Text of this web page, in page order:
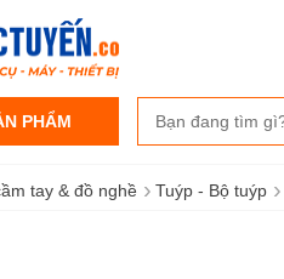
PHẨM
tay & đồ nghề › Tuýp - Bộ tuýp ›